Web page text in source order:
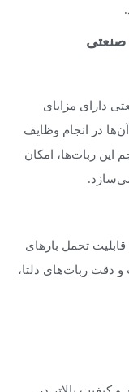
صنعتی
دارای مزایای
در انجام وظایف
ربات‌ها، امکان
تحمل بارهای
دقت ربات‌های دلتا،